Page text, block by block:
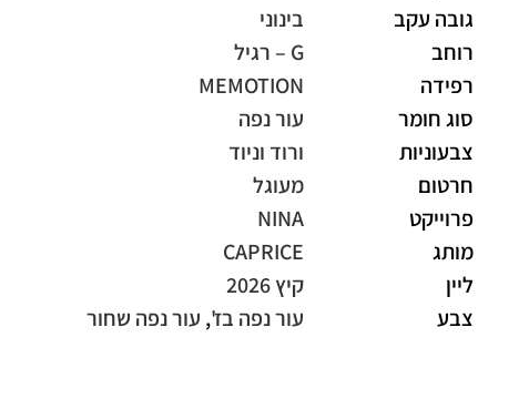
גובה עקב
בינוני
רוחב
G – רגיל
רפידה
MEMOTION
סוג חומר
עור נפה
צבעוניות
ורוד וניוד
חרטום
מעוגל
פרוייקט
NINA
מותג
CAPRICE
ליין
קיץ 2026
צבע
עור נפה בז', עור נפה שחור